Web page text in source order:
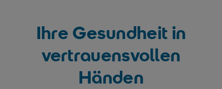
Ihre Gesundheit in
vertrauensvollen
Händen